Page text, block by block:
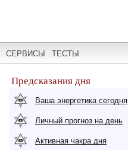
СЕРВИСЫ ТЕСТЫ
Предсказания дня
Ваша энергетика сегодня
Личный прогноз на день
Активная чакра дня